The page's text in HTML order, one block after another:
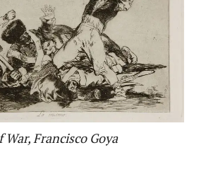
War, Francisco Goya